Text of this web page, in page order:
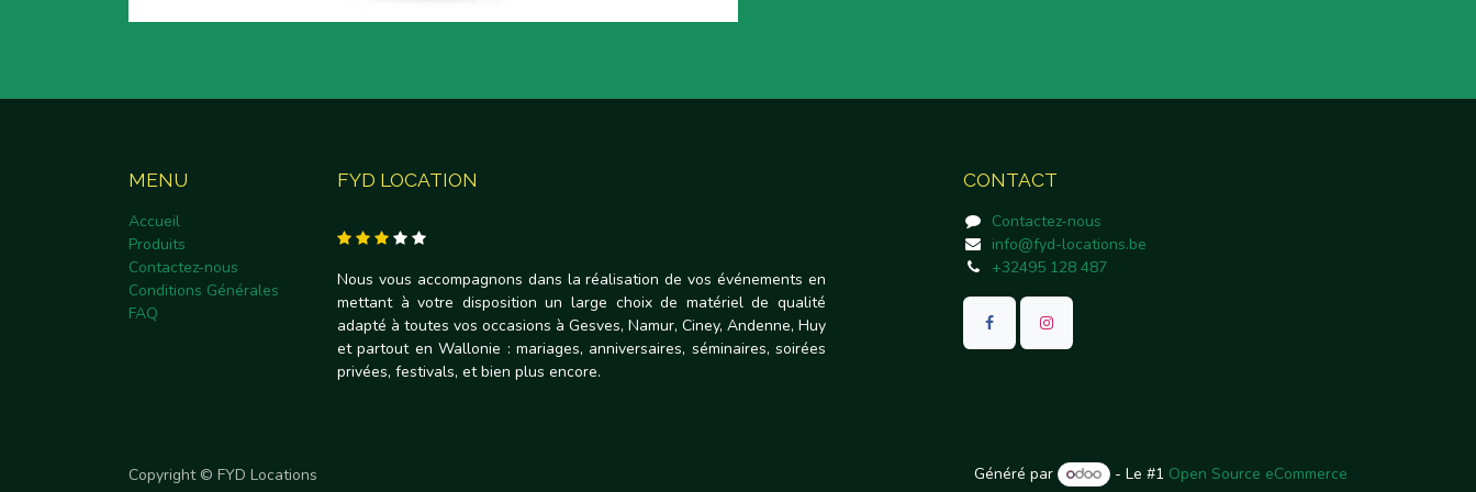
MENU
Accueil
Produits
Contactez-nous
Conditions Générales
FAQ
FYD LOCATION
Nous vous accompagnons dans la réalisation de vos événements en
mettant à votre disposition un large choix de matériel de qualité
adapté à toutes vos occasions à Gesves, Namur, Ciney, Andenne, Huy
et partout en Wallonie : mariages, anniversaires, séminaires, soirées
privées, festivals, et bien plus encore.
CONTACT
Contactez-nous
info@fyd-locations.be
+32495 128 487
Copyright © FYD Locations Généré par - Le #1 Open Source eCommerce